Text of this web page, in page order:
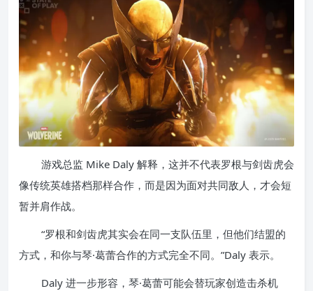
游戏总监 Mike Daly 解释，这并不代表罗根与剑齿虎会
像传统英雄搭档那样合作，而是因为面对共同敌人，才会短
暂并肩作战。
“罗根和剑齿虎其实会在同一支队伍里，但他们结盟的
方式，和你与琴·葛蕾合作的方式完全不同。”Daly 表示。
Daly 进一步形容，琴·葛蕾可能会替玩家创造击杀机